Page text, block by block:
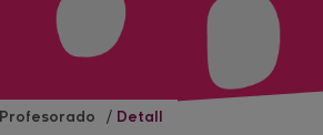
Profesorado Detall